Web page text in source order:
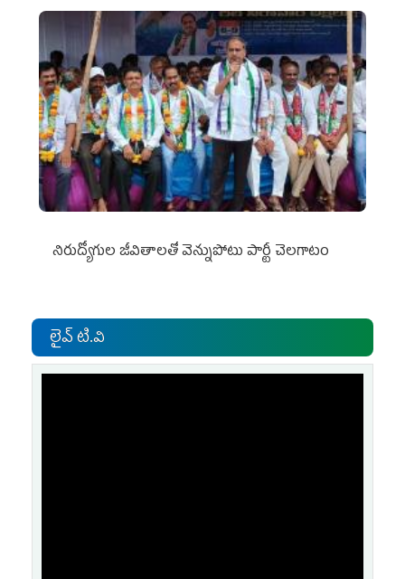
నిరుద్యోగుల జీవితాలతో వెన్నుపోటు పార్టీ చెలగాటం
లైవ్ టి.వి